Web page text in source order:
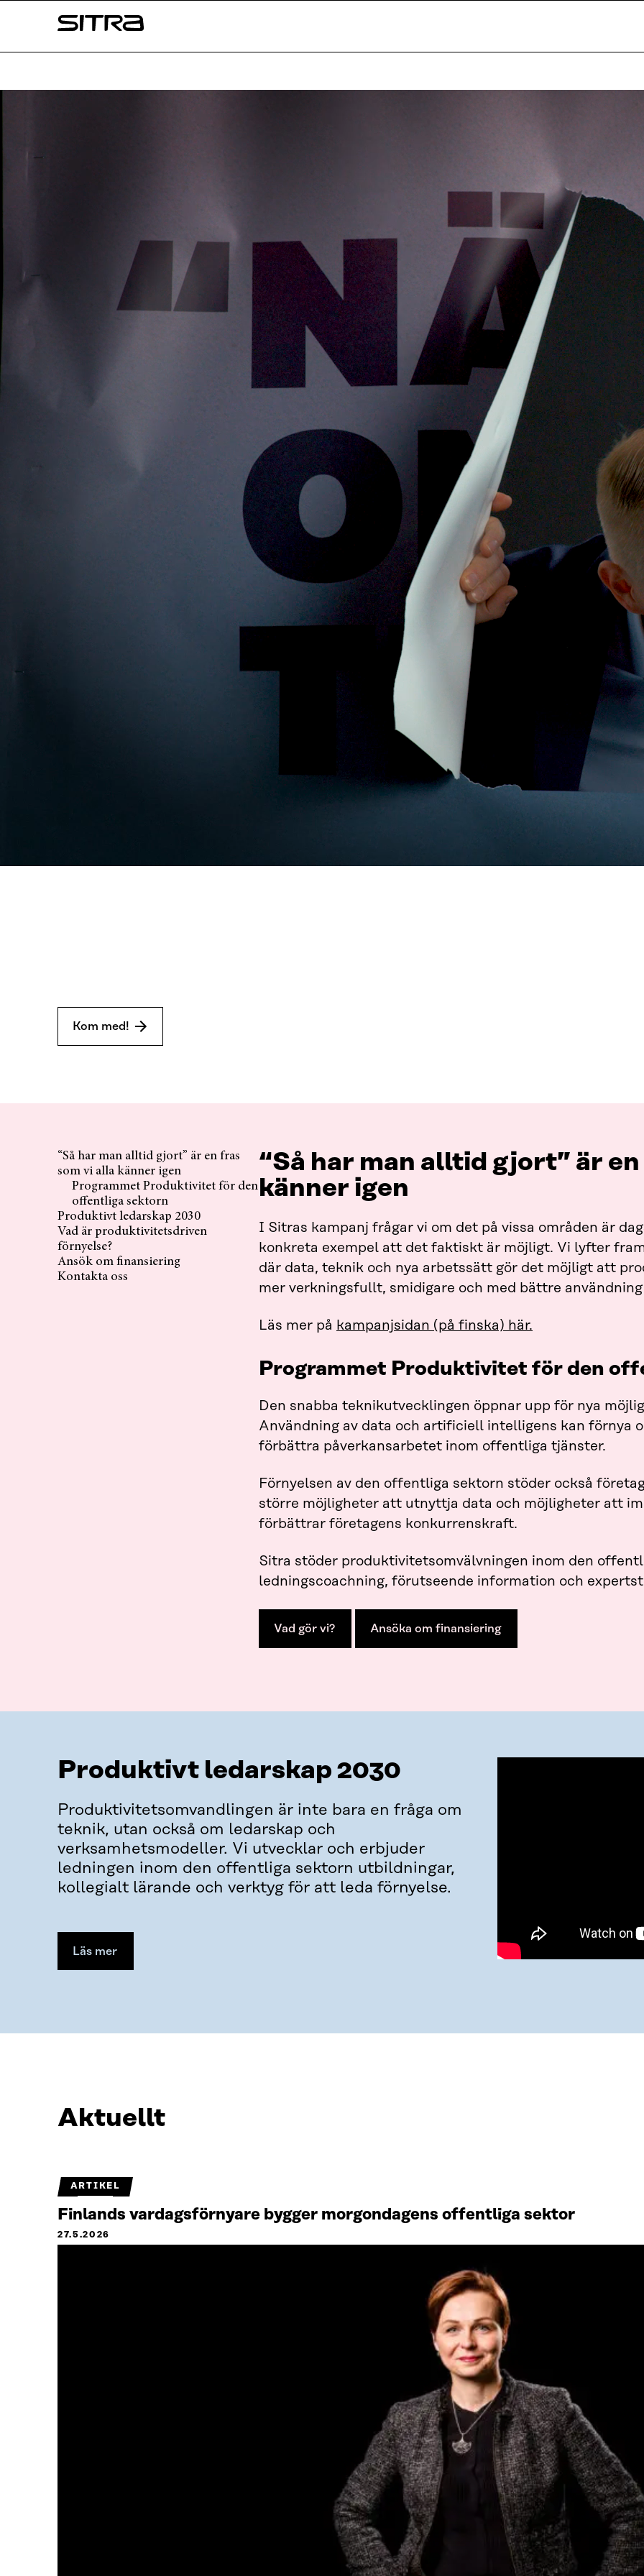
↓
Sitra
Kom med!
“Så har man alltid gjort” är en fras
som vi alla känner igen
Programmet Produktivitet för den
offentliga sektorn
Produktivt ledarskap 2030
Vad är produktivitetsdriven
förnyelse?
Ansök om finansiering
Kontakta oss
“Så har man alltid gjort” är
känner igen
I Sitras kampanj frågar vi om det på vissa områden är
konkreta exempel att det faktiskt är möjligt. Vi lyfter
där data, teknik och nya arbetssätt gör det möjligt att
mer verkningsfullt, smidigare och med bättre
Läs mer på kampanjsidan (på finska) här.
Programmet Produktivitet för den
Den snabba teknikutvecklingen öppnar upp för nya
Användning av data och artificiell intelligens kan förnya
förbättra påverkansarbetet inom offentliga tjänster.
Förnyelsen av den offentliga sektorn stöder också
större möjligheter att utnyttja data och möjligheter att
förbättrar företagens konkurrenskraft.
Sitra stöder produktivitetsomvälvningen inom den
ledningscoachning, förutseende information och
Vad gör vi? Ansöka om finansiering
Produktivt ledarskap 2030
Produktivitetsomvandlingen är inte bara en fråga om
teknik, utan också om ledarskap och
verksamhetsmodeller. Vi utvecklar och erbjuder
ledningen inom den offentliga sektorn utbildningar,
kollegialt lärande och verktyg för att leda förnyelse.
Läs mer
Aktuellt
ARTIKEL
Finlands vardagsförnyare bygger morgondagens offentliga sektor
27.5.2026